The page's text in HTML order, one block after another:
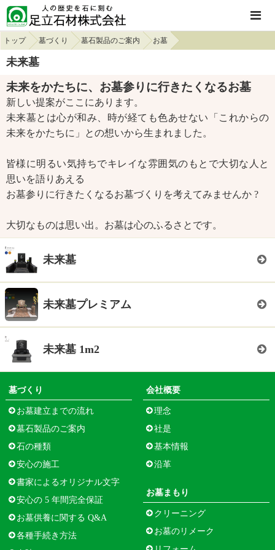
トップ 墓づくり 墓石製品のご案内 お墓
未来墓
未来をかたちに、お墓参りに行きたくなるお墓
新しい提案がここにあります。
未来墓とは心が和み、時が経ても色あせない「これからの
未来をかたちに」との想いから生まれました。
皆様に明るい気持ちでキレイな雰囲気のもとで大切な人と
思いを語りあえる
お墓参りに行きたくなるお墓づくりを考えてみませんか ?
大切なものは思い出。お墓は心のふるさとです。
未来墓
未来墓プレミアム
未来墓 1m2
墓づくり
お墓建立までの流れ
墓石製品のご案内
石の種類
安心の施工
書家によるオリジナル文字
安心の 5 年間完全保証
お墓供養に関する Q&A
各種手続き方法
会社概要
理念
社是
基本情報
沿革
お墓まもり
クリーニング
お墓のリメーク